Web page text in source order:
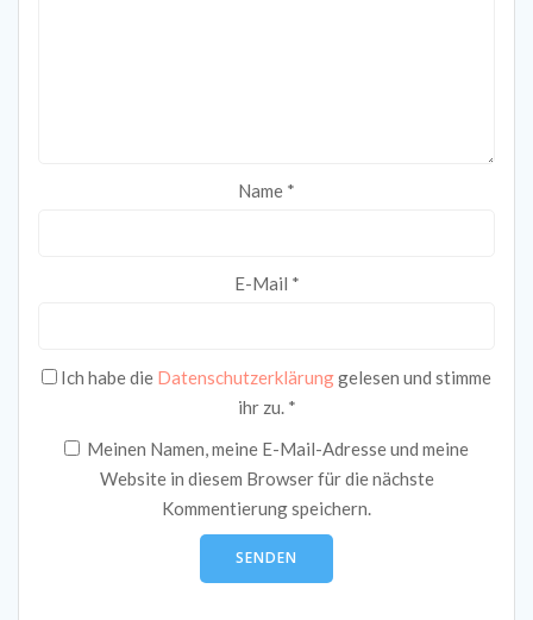
Name *
E-Mail *
Ich habe die Datenschutzerklärunggelesen und stimme
ihr zu. *
Meinen Namen, meine E-Mail-Adresse und meine
Website in diesem Browser für die nächste
Kommentierung speichern.